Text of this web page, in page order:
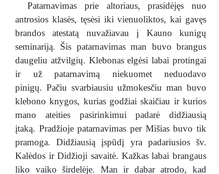
Patarnavimas prie altoriaus, prasidėjęs nuo
antrosios klasės, tęsėsi iki vienuoliktos, kai gavęs
brandos atestatą nuvažiavau į Kauno kunigų
seminariją. Šis patarnavimas man buvo brangus
daugeliu atžvilgių. Klebonas elgėsi labai protingai
ir už patarnavimą niekuomet neduodavo
pinigų. Pačiu svarbiausiu užmokesčiu man buvo
klebono knygos, kurias godžiai skaičiau ir kurios
mano ateities pasirinkimui padarė didžiausią
įtaką. Pradžioje patarnavimas per Mišias buvo tik
pramoga. Didžiausią įspūdį yra padariusios šv.
Kalėdos ir Didžioji savaitė. Kažkas labai brangaus
liko vaiko širdelėje. Man ir dabar atrodo, kad